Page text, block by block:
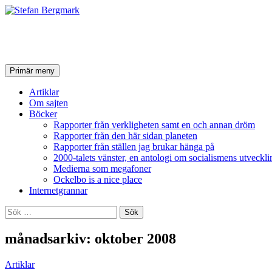
SökPrimär meny Hoppa
till
innehåll
Artiklar
Om sajten
Böcker
Rapporter från verkligheten samt en och annan dröm
Rapporter från den här sidan planeten
Rapporter från ställen jag brukar hänga på
2000-talets vänster, en antologi om socialismens
Medierna som megafoner
Ockelbo is a nice place
Internetgrannar
Sök
efter:
månadsarkiv: oktober 2008
Artiklar